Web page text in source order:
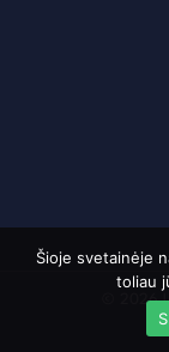
© 2026
Šioje svetainėje
toliau